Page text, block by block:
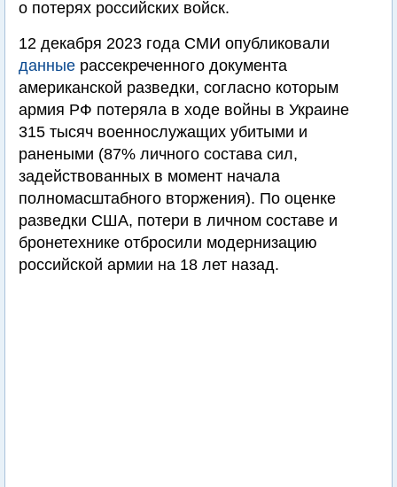
о потерях российских войск.
12 декабря 2023 года СМИ опубликовали
данные рассекреченного документа
американской разведки, согласно которым
армия РФ потеряла в ходе войны в Украине
315 тысяч военнослужащих убитыми и
ранеными (87% личного состава сил,
задействованных в момент начала
полномасштабного вторжения). По оценке
разведки США, потери в личном составе и
бронетехнике отбросили модернизацию
российской армии на 18 лет назад.